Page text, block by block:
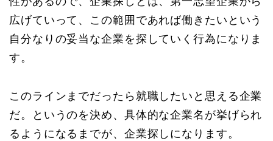
広げていって、この範囲であれば働きたいという
自分なりの妥当な企業を探していく行為になりま
す。
このラインまでだったら就職したいと思える企業
だ。というのを決め、具体的な企業名が挙げられ
るようになるまでが、企業探しになります。